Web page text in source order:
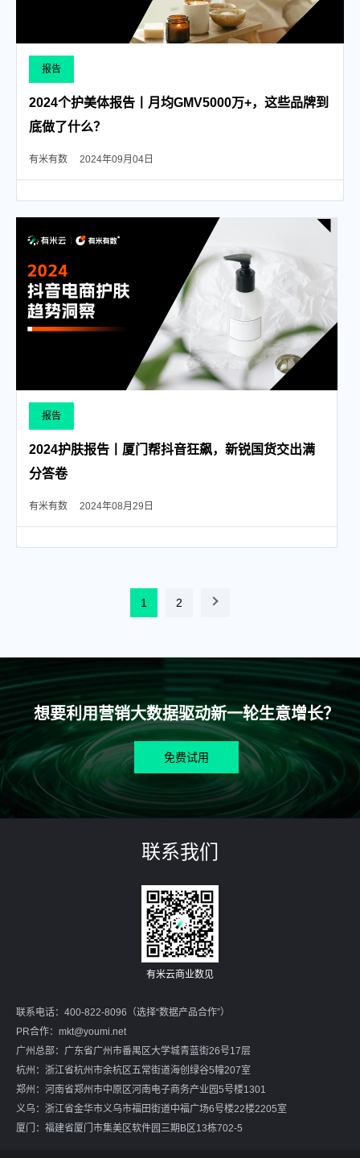
报告
2024个护美体报告丨月均GMV5000万+，这些品牌到
底做了什么？
有米有数 2024年09月04日
报告
2024护肤报告丨厦门帮抖音狂飙，新锐国货交出满
分答卷
有米有数 2024年08月29日
1 2
想要利用营销大数据驱动新一轮生意增长？
免费试用
联系我们
有米云商业数见
联系电话：400-822-8096（选择“数据产品合作”）
PR合作： mkt@youmi.net
广州总部：广东省广州市番禺区大学城青蓝街26号17层
杭州：浙江省杭州市余杭区五常街道海创绿谷5幢207室
郑州：河南省郑州市中原区河南电子商务产业园5号楼1301
义乌：浙江省金华市义乌市福田街道中福广场6号楼22楼2205室
厦门：福建省厦门市集美区软件园三期B区13栋702-5